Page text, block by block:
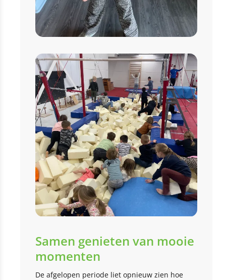
Samen genieten van mooie
momenten
De afgelopen periode liet opnieuw zien hoe